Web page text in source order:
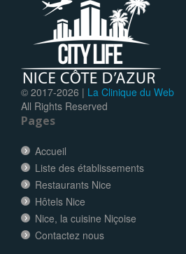
© 2017-2026 | La Clinique du Web
All Rights Reserved
Pages
Accueil
Liste des établissements
Restaurants Nice
Hôtels Nice
Nice, la cuisine Niçoise
Contactez nous